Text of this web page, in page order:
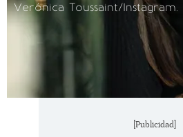
Verónica Toussaint/Instagram.
[Publicidad]